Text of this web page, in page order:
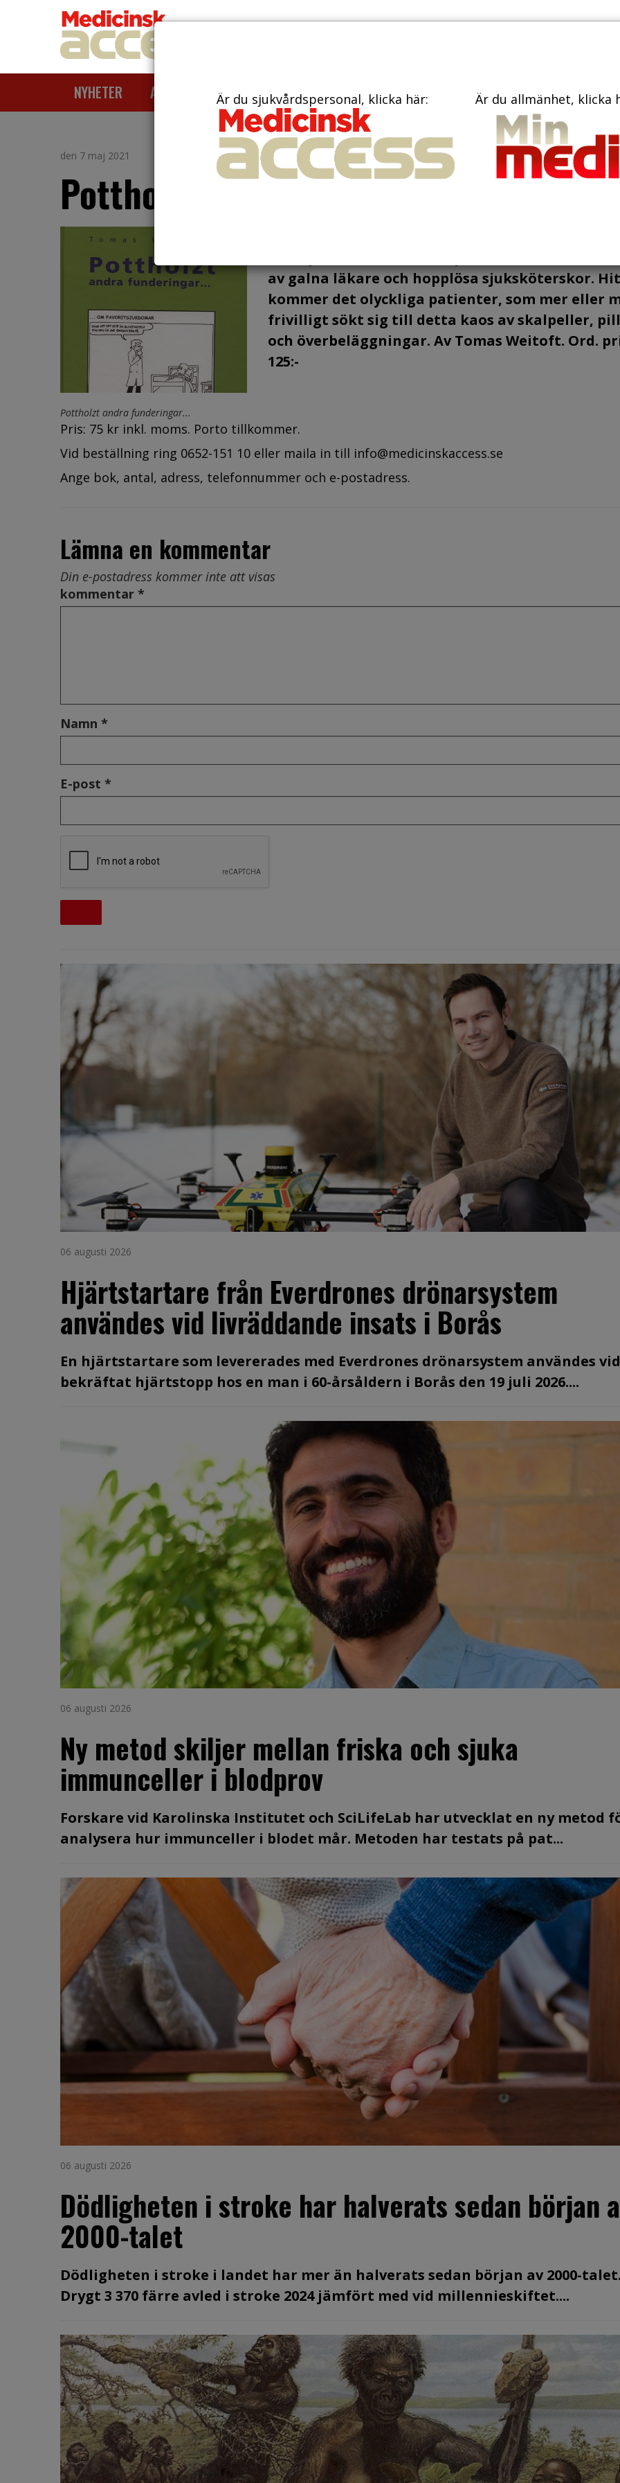
NYHETER ARTIKLAR AKTUELLT TIDNINGAR BÖCKER KONTAKT
den 7 maj 2021
Pottholzt andra funderingar...
Pottholzt andra funderingar...
av galna läkare och hopplösa sjuksköterskor. Hit
kommer det olyckliga patienter, som mer eller
frivilligt sökt sig till detta kaos av skalpeller,
och överbeläggningar. Av Tomas Weitoft. Ord.
125:-
Pris: 75 kr inkl. moms. Porto tillkommer.
Vid beställning ring 0652-151 10 eller maila in till info@medicinskaccess.se
Ange bok, antal, adress, telefonnummer och e-postadress.
Lämna en kommentar
Din e-postadress kommer inte att visas
kommentar *
Namn *
E-post *
06 augusti 2026
Hjärtstartare från Everdrones drönarsystem
användes vid livräddande insats i Borås
En hjärtstartare som levererades med Everdrones drönarsystem användes
bekräftat hjärtstopp hos en man i 60-årsåldern i Borås den 19 juli 2026....
06 augusti 2026
Ny metod skiljer mellan friska och sjuka
immunceller i blodprov
Forskare vid Karolinska Institutet och SciLifeLab har utvecklat en ny metod
analysera hur immunceller i blodet mår. Metoden har testats på pat...
06 augusti 2026
Dödligheten i stroke har halverats sedan början
2000-talet
Dödligheten i stroke i landet har mer än halverats sedan början av 2000-
Drygt 3 370 färre avled i stroke 2024 jämfört med vid millennieskiftet....
Är du sjukvårdspersonal, klicka här: Är du allmänhet, klicka